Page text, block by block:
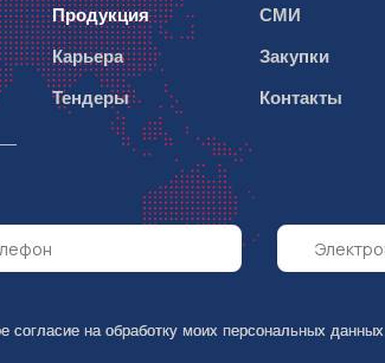
Продукция
СМИ
Карьера
Закупки
Тендеры
Контакты
согласие на обработку моих персональных данных